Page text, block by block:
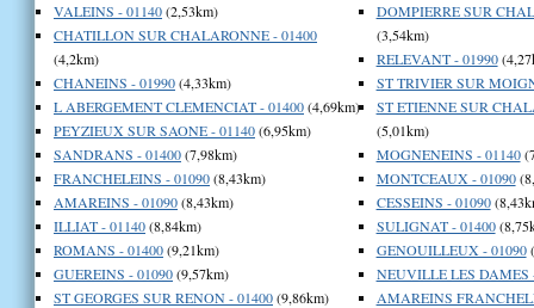
VALEINS - 01140(2,53km)
CHATILLON SUR CHALARONNE - 01400
(4,2km)
CHANEINS - 01990(4,33km)
L ABERGEMENT CLEMENCIAT - 01400(4,69km)
PEYZIEUX SUR SAONE - 01140(6,95km)
SANDRANS - 01400(7,98km)
FRANCHELEINS - 01090(8,43km)
AMAREINS - 01090(8,43km)
ILLIAT - 01140(8,84km)
ROMANS - 01400(9,21km)
GUEREINS - 01090(9,57km)
ST GEORGES SUR RENON - 01400(9,86km)
DOMPIERRE SUR
(3,54km)
RELEVANT - 01990
ST TRIVIER SUR
ST ETIENNE SUR
(5,01km)
MOGNENEINS - 01140
MONTCEAUX - 01090
CESSEINS - 01090
SULIGNAT - 01400
GENOUILLEUX - 01090
NEUVILLE LES DAMES
AMAREINS